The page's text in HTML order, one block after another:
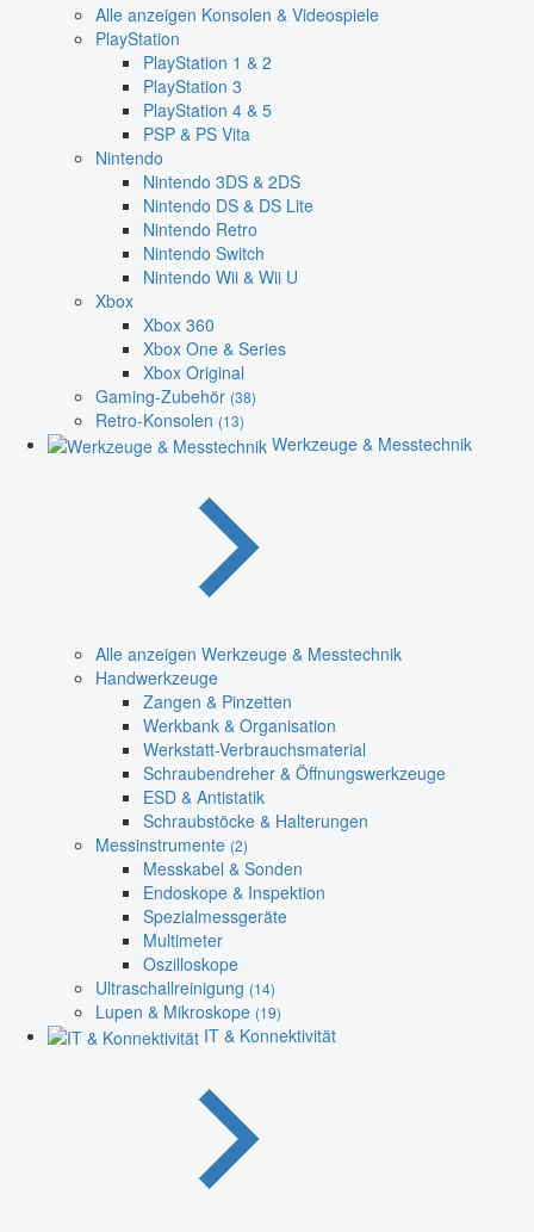
Alle anzeigen Konsolen & Videospiele
PlayStation
PlayStation 1 & 2
PlayStation 3
PlayStation 4 & 5
PSP & PS Vita
Nintendo
Nintendo 3DS & 2DS
Nintendo DS & DS Lite
Nintendo Retro
Nintendo Switch
Nintendo Wii & Wii U
Xbox
Xbox 360
Xbox One & Series
Xbox Original
Gaming-Zubehör (38)
Retro-Konsolen (13)
Werkzeuge & Messtechnik
Alle anzeigen Werkzeuge & Messtechnik
Handwerkzeuge
Zangen & Pinzetten
Werkbank & Organisation
Werkstatt-Verbrauchsmaterial
Schraubendreher & Öffnungswerkzeuge
ESD & Antistatik
Schraubstöcke & Halterungen
Messinstrumente (2)
Messkabel & Sonden
Endoskope & Inspektion
Spezialmessgeräte
Multimeter
Oszilloskope
Ultraschallreinigung (14)
Lupen & Mikroskope (19)
IT & Konnektivität